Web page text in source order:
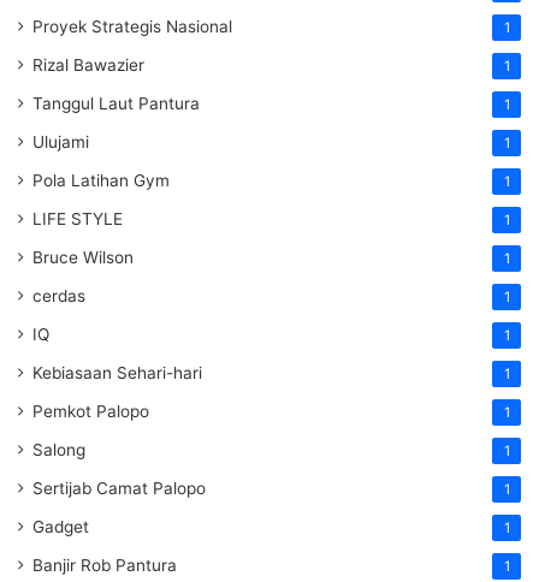
Proyek Strategis Nasional 1
Rizal Bawazier 1
Tanggul Laut Pantura 1
Ulujami 1
Pola Latihan Gym 1
LIFE STYLE 1
Bruce Wilson 1
cerdas 1
IQ 1
Kebiasaan Sehari-hari 1
Pemkot Palopo 1
Salong 1
Sertijab Camat Palopo 1
Gadget 1
Banjir Rob Pantura 1